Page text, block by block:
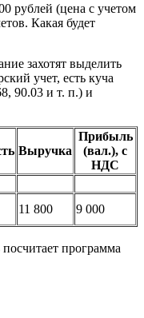
рублей (цена с учетом
Какая будет
захотят выделить
учет, есть куча
90.03 и т. п.) и
Выручка
Прибыль
(вал.), с
НДС
11 800 9 000
программа